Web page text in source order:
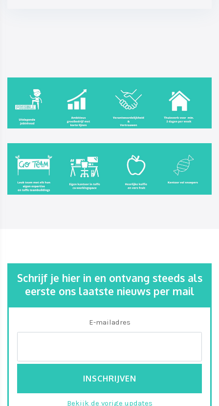
Schrijf je hier in en ontvang steeds als
eerste ons laatste nieuws per mail
E-mailadres
Bekijk de vorige updates